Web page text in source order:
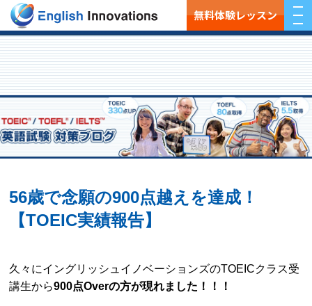
無料体験レッスン
56歳で念願の900点越えを達成！
【TOEIC実績報告】
久々にイングリッシュイノベーションズのTOEICクラス受
講生から900点Overの方が現れました！！！